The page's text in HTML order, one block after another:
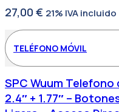
27,00 € 21% IVA incluido
TELÉFONO MÓVIL
SPC Wuum Telefono
2.4″ + 1.77″ –